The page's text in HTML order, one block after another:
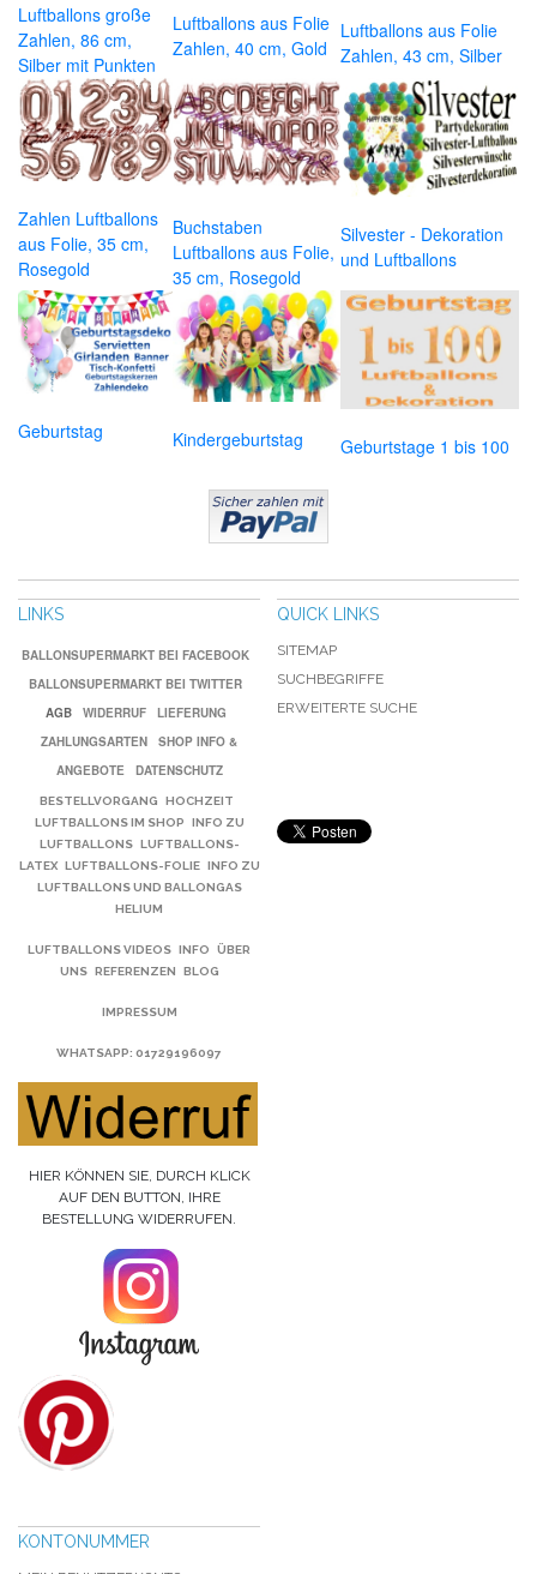
Luftballons große
Zahlen, 86 cm,
Silber mit Punkten
Luftballons aus Folie
Zahlen, 40 cm, Gold
Luftballons aus Folie
Zahlen, 43 cm, Silber
Zahlen Luftballons
aus Folie, 35 cm,
Rosegold
Buchstaben
Luftballons aus Folie,
35 cm, Rosegold
Silvester - Dekoration
und Luftballons
Geburtstag Kindergeburtstag Geburtstage 1 bis 100
LINKS
BALLONSUPERMARKT BEI FACEBOOK
BALLONSUPERMARKT BEI TWITTER
AGB
WIDERRUF
LIEFERUNG
ZAHLUNGSARTEN
SHOP INFO &
ANGEBOTE
DATENSCHUTZ
BESTELLVORGANG
HOCHZEIT
LUFTBALLONS IM SHOP
INFO ZU
LUFTBALLONS LUFTBALLONS-
LATEX LUFTBALLONS-FOLIE INFO ZU
LUFTBALLONS UND BALLONGAS
HELIUM
LUFTBALLONS VIDEOS INFO
ÜBER
UNS REFERENZEN BLOG
IMPRESSUM
WHATSAPP: 01729196097
HIER KÖNNEN SIE, DURCH KLICK
AUF DEN BUTTON, IHRE
BESTELLUNG WIDERRUFEN.
QUICK LINKS
SITEMAP
SUCHBEGRIFFE
ERWEITERTE SUCHE
KONTONUMMER